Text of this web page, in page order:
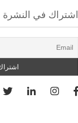
اشتراك في النشرة